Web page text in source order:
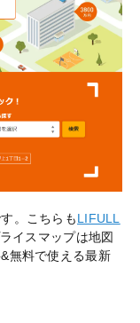
。こちらもLIFULL
イスマップは地図
無料で使える最新